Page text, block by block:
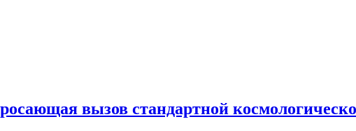
вызов стандартной